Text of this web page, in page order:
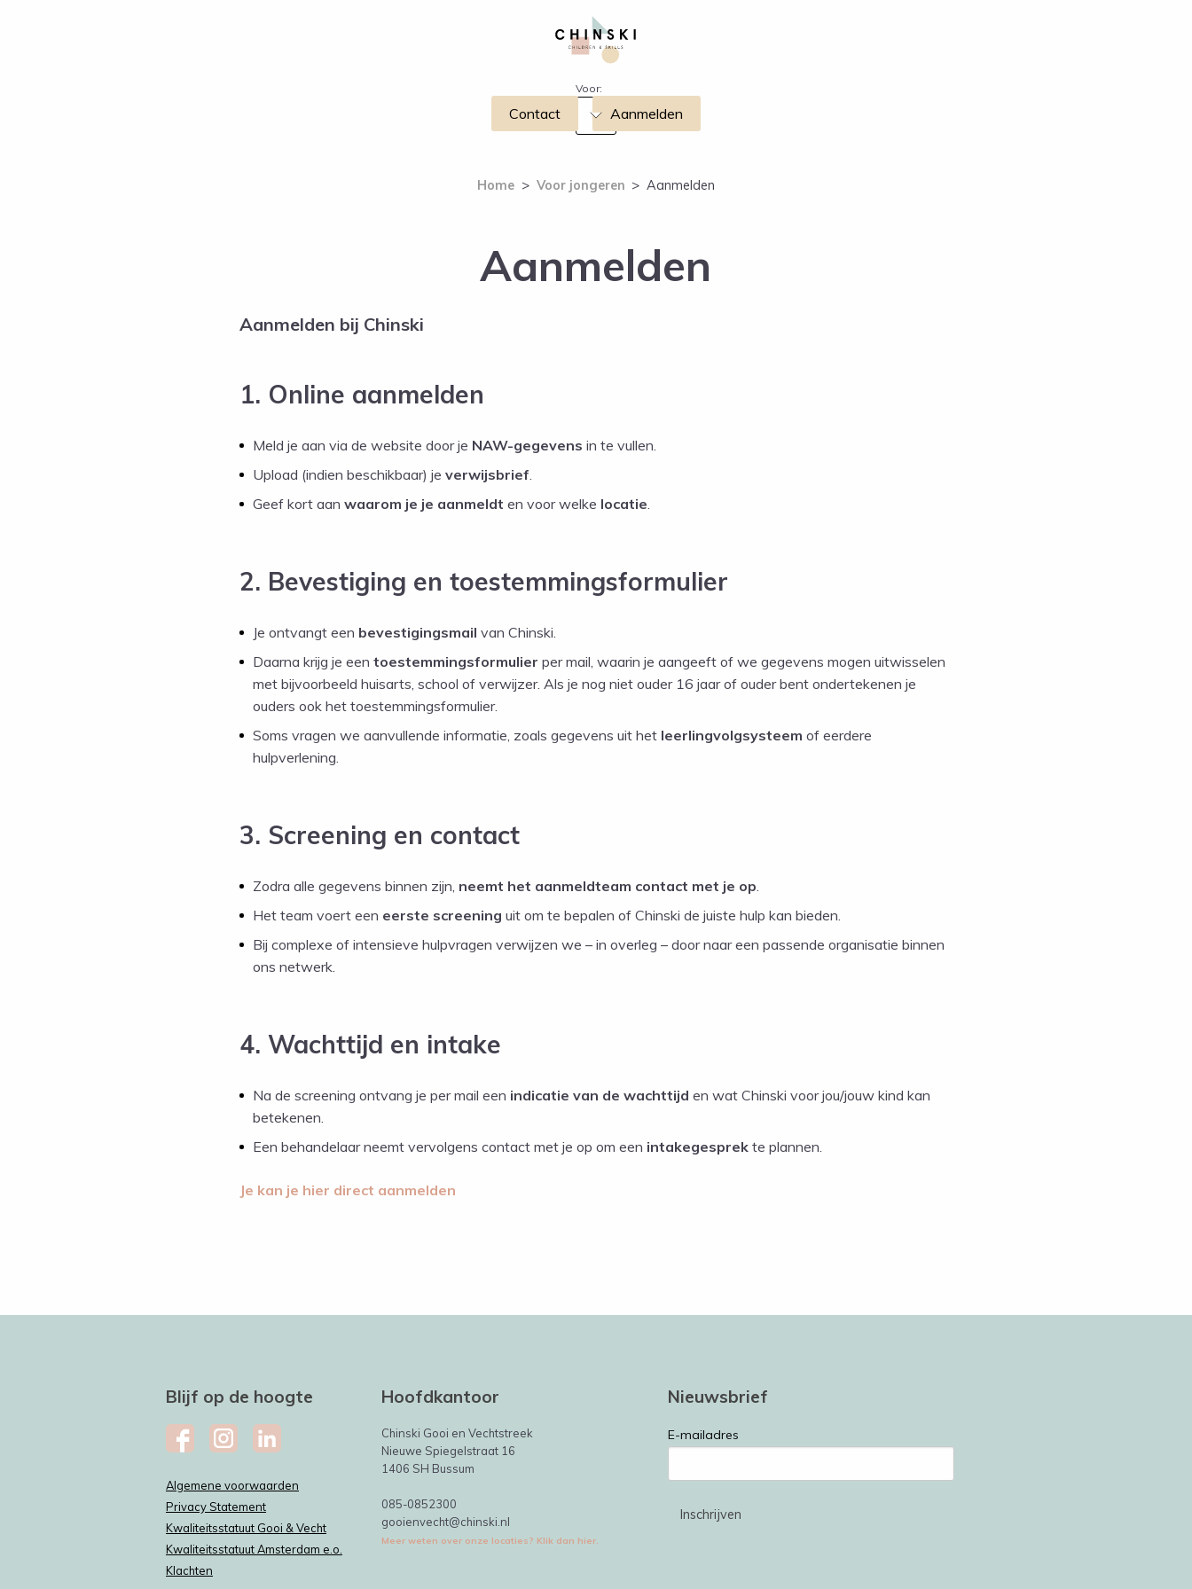
Voor:
Contact Aanmelden
Home > Voor jongeren > Aanmelden
Aanmelden
Aanmelden bij Chinski
1. Online aanmelden
Meld je aan via de website door je NAW-gegevens in te vullen.
Upload (indien beschikbaar) jeverwijsbrief
Geef kort aanwaarom je je aanmeldt en voor welke locatie
2. Bevestiging en toestemmingsformulier
Je ontvangt een bevestigingsmail van Chinski.
Daarna krijg je eentoestemmingsformulier per mail, waarin je aangeeft of we gegevens mogen uitwisselen
met bijvoorbeeld huisarts, school of verwijzer. Als je nog niet ouder 16 jaar of ouder bent ondertekenen je
ouders ook het toestemmingsformulier.
Soms vragen we aanvullende informatie, zoals gegevens uit het leerlingvolgsysteem of eerdere
hulpverlening.
3. Screening en contact
Zodra alle gegevens binnen zijn, neemt het aanmeldteam contact met je op
Het team voert een eerste screening uit om te bepalen of Chinski de juiste hulp kan bieden.
Bij complexe of intensieve hulpvragen verwijzen we – in overleg – door naar een passende organisatie binnen
ons netwerk.
4. Wachttijd en intake
Na de screening ontvang je per mail een indicatie van de wachttijd en wat Chinski voor jou/jouw kind kan
betekenen.
Een behandelaar neemt vervolgens contact met je op om een intakegesprek te plannen.
Je kan je hier direct aanmelden
Blijf op de hoogte
Algemene voorwaarden
Privacy Statement
Kwaliteitsstatuut Gooi & Vecht
Kwaliteitsstatuut Amsterdam e.o.
Klachten
Hoofdkantoor
Chinski Gooi en Vechtstreek
Nieuwe Spiegelstraat 16
1406 SH Bussum
085-0852300
gooienvecht@chinski.nl
Meer weten over onze locaties? Klik dan hier.
Nieuwsbrief
E-mailadres